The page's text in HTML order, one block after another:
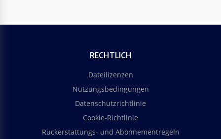
RECHTLICH
Dateilizenzen
Nutzungsbedingungen
Datenschutzrichtlinie
Cookie-Richtlinie
Rückerstattungs- und Abonnementregeln